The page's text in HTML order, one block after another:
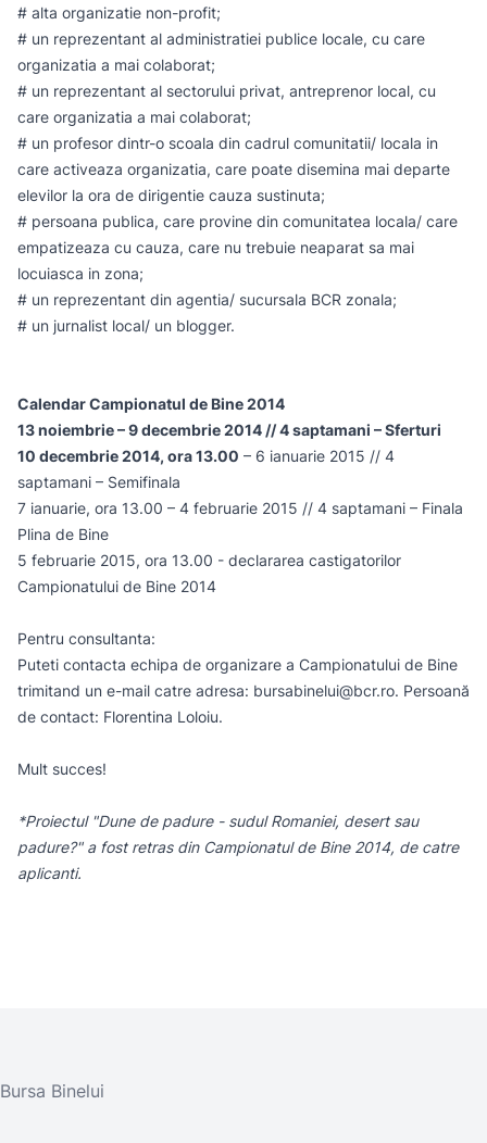
# alta organizatie non-profit;
# un reprezentant al administratiei publice locale, cu care
organizatia a mai colaborat;
# un reprezentant al sectorului privat, antreprenor local, cu
care organizatia a mai colaborat;
# un profesor dintr-o scoala din cadrul comunitatii/ locala in
care activeaza organizatia, care poate disemina mai departe
elevilor la ora de dirigentie cauza sustinuta;
# persoana publica, care provine din comunitatea locala/ care
empatizeaza cu cauza, care nu trebuie neaparat sa mai
locuiasca in zona;
# un reprezentant din agentia/ sucursala BCR zonala;
# un jurnalist local/ un blogger.
Calendar Campionatul de Bine 2014
13 noiembrie – 9 decembrie 2014 // 4 saptamani – Sferturi
10 decembrie 2014, ora 13.00 – 6 ianuarie 2015 // 4
saptamani – Semifinala
7 ianuarie, ora 13.00 – 4 februarie 2015 // 4 saptamani – Finala
Plina de Bine
5 februarie 2015, ora 13.00 - declararea castigatorilor
Campionatului de Bine 2014
Pentru consultanta:
Puteti contacta echipa de organizare a Campionatului de Bine
trimitand un e-mail catre adresa: bursabinelui@bcr.ro. Persoană
de contact: Florentina Loloiu.
Mult succes!
*Proiectul "Dune de padure - sudul Romaniei, desert sau
padure?" a fost retras din Campionatul de Bine 2014, de catre
aplicanti.
Bursa Binelui